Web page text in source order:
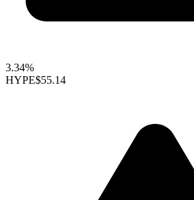
3.34%
HYPE$55.14